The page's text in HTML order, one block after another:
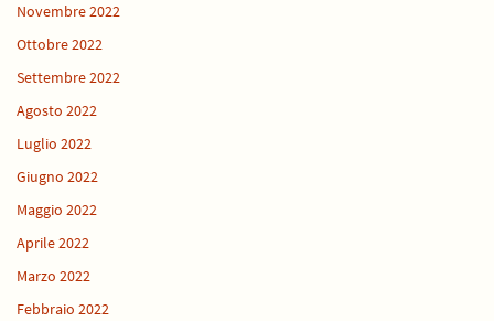
Novembre 2022
Ottobre 2022
Settembre 2022
Agosto 2022
Luglio 2022
Giugno 2022
Maggio 2022
Aprile 2022
Marzo 2022
Febbraio 2022